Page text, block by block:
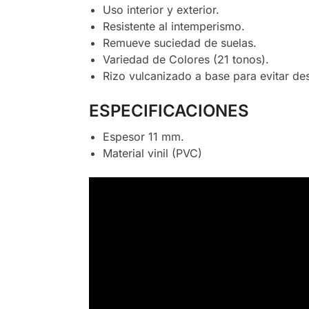
Uso interior y exterior.
Resistente al intemperismo.
Remueve suciedad de suelas.
Variedad de Colores (21 tonos).
Rizo vulcanizado a base para evitar
ESPECIFICACIONES
Espesor 11 mm.
Material vinil (PVC)